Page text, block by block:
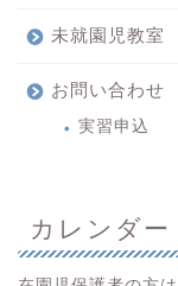
未就園児教室
お問い合わせ
実習申込
カレンダー